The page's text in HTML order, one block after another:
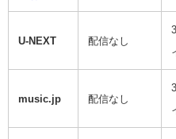
U-NEXT 配信なし
music.jp 配信なし